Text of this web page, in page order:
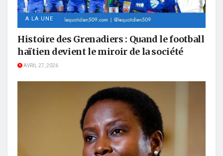
A LA UNE
Histoire des Grenadiers : Quand le football
haïtien devient le miroir de la société
AVRIL 27, 2026